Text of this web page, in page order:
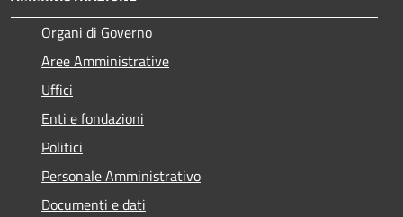
Organi di Governo
Aree Amministrative
Uffici
Enti e fondazioni
Politici
Personale Amministrativo
Documenti e dati